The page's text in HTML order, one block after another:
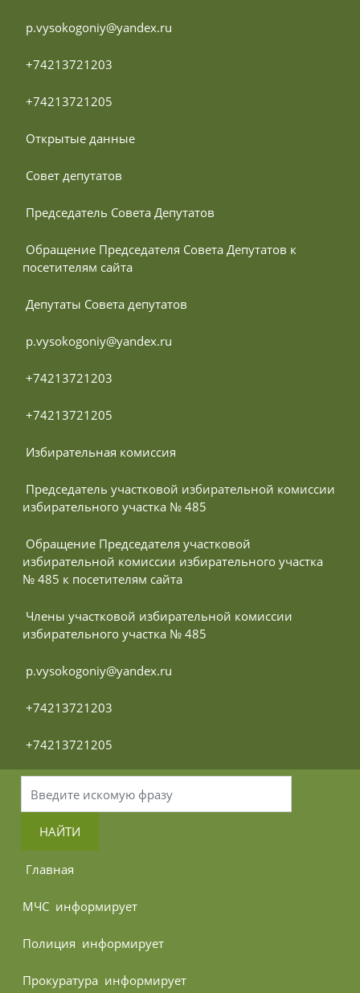
p.vysokogoniy@yandex.ru
+74213721203
+74213721205
Открытые данные
Совет депутатов
Председатель Совета Депутатов
посетителям сайта
Депутаты Совета депутатов
p.vysokogoniy@yandex.ru
+74213721203
+74213721205
Избирательная комиссия
избирательного участка № 485
избирательной комиссии избирательного участка
№ 485 к посетителям сайта
избирательного участка № 485
p.vysokogoniy@yandex.ru
+74213721203
+74213721205
НАЙТИ
Главная
МЧС информирует
Полиция информирует
Прокуратура информирует